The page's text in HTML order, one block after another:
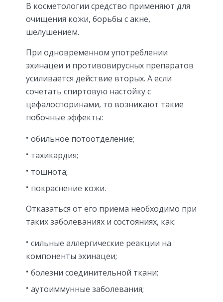
В косметологии средство применяют для
очищения кожи, борьбы с акне,
шелушением.
При одновременном употреблении
эхинацеи и противовирусных препаратов
усиливается действие вторых. А если
сочетать спиртовую настойку с
цефалоспоринами, то возникают такие
побочные эффекты:
обильное потоотделение;
тахикардия;
тошнота;
покраснение кожи.
Отказаться от его приема необходимо при
таких заболеваниях и состояниях, как:
сильные аллергические реакции на
компоненты эхинацеи;
болезни соединительной ткани;
аутоиммунные заболевания;